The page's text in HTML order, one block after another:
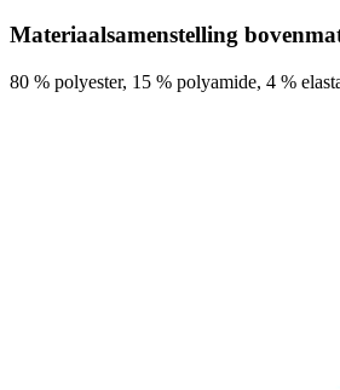
Materiaalsamenstelling
80 % polyester, 15 % polyamide, 4 %